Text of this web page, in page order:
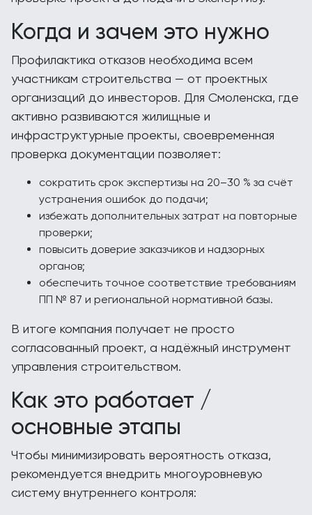
Когда и зачем это нужно
Профилактика отказов необходима всем
участникам строительства — от проектных
организаций до инвесторов. Для Смоленска, где
активно развиваются жилищные и
инфраструктурные проекты, своевременная
проверка документации позволяет:
сократить срок экспертизы на 20–30 % за счёт
устранения ошибок до подачи;
избежать дополнительных затрат на повторные
проверки;
повысить доверие заказчиков и надзорных
органов;
обеспечить точное соответствие требованиям
ПП № 87 и региональной нормативной базы.
В итоге компания получает не просто
согласованный проект, а надёжный инструмент
управления строительством.
Как это работает /
основные этапы
Чтобы минимизировать вероятность отказа,
рекомендуется внедрить многоуровневую
систему внутреннего контроля: